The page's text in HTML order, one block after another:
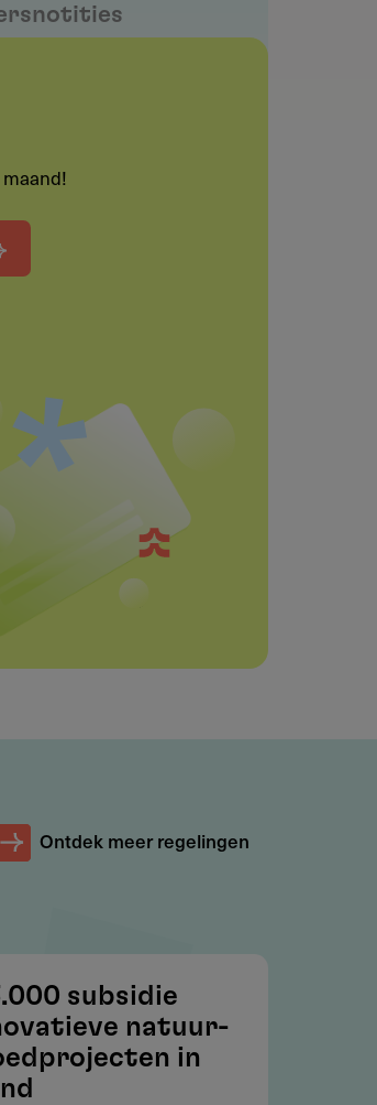
met de
notitie
Ontdek meer regelingen
subsidie
natuur-
in